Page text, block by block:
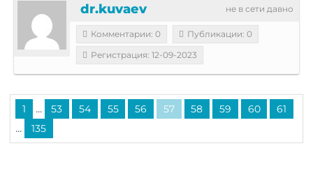
не в сети давно
dr.kuvaev
Комментарии: 0
Публикации: 0
Регистрация: 12-09-2023
1 ... 53 54 55 56 57 58 59 60 61
... 135